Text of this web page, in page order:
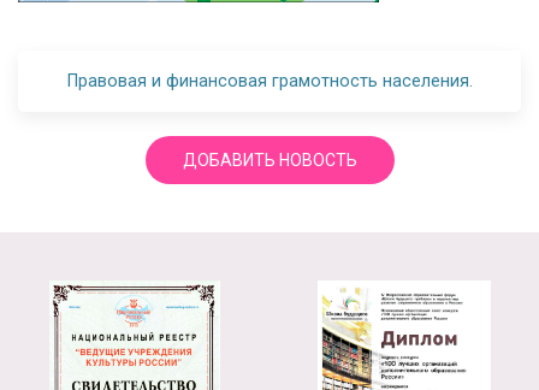
Правовая и финансовая грамотность населения.
ДОБАВИТЬ НОВОСТЬ